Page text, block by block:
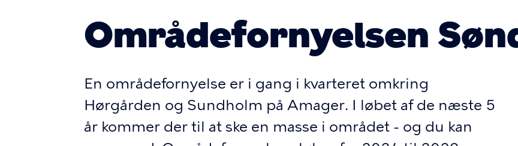
Områdefornyelsen
En områdefornyelse er i gang i kvarteret omkring
Hørgården og Sundholm på Amager. I løbet af de næste 5
år kommer der til at ske en masse i området - og du kan